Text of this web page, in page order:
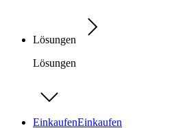
Lösungen
Lösungen
EinkaufenEinkaufen